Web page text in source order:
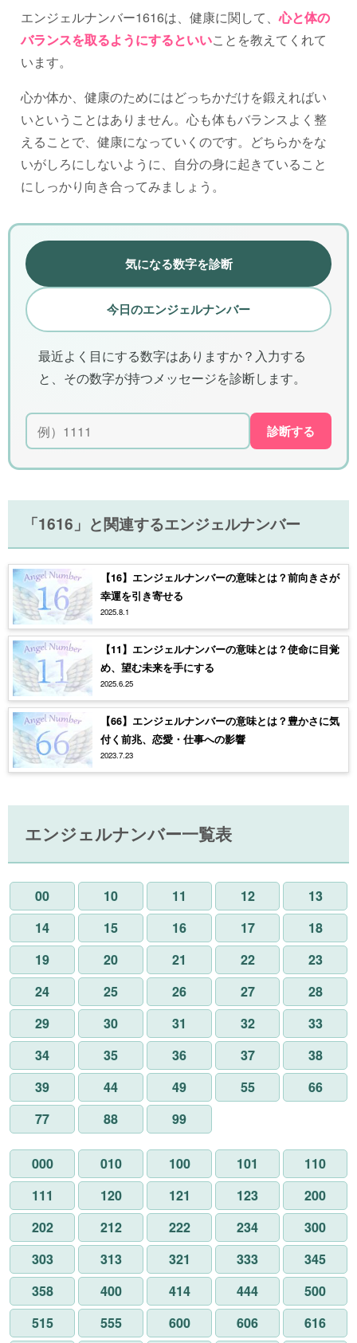
エンジェルナンバー1616は、健康に関して、心と体の
バランスを取るようにするといいことを教えてくれて
います。
心か体か、健康のためにはどっちかだけを鍛えればい
いということはありません。心も体もバランスよく整
えることで、健康になっていくのです。どちらかをな
いがしろにしないように、自分の身に起きていること
にしっかり向き合ってみましょう。
気になる数字を診断
今日のエンジェルナンバー
最近よく目にする数字はありますか？入力する
と、その数字が持つメッセージを診断します。
診断する
「1616」と関連するエンジェルナンバー
【16】エンジェルナンバーの意味とは？前向きさが
幸運を引き寄せる
2025.8.1
【11】エンジェルナンバーの意味とは？使命に目覚
め、望む未来を手にする
2025.6.25
【66】エンジェルナンバーの意味とは？豊かさに気
付く前兆、恋愛・仕事への影響
2023.7.23
エンジェルナンバー一覧表
00 10 11 12
13
14
15 16 17
18
19
20 21 22
23
24
25 26 27
28
29
30 31 32
33
34
35 36 37
38
39
44 49 55
66
77
88 99
000 010 100 101
110
111
120 121 123
200
202
212 222 234
300
303
313 321 333
345
358
400 414 444
500
515
555 600 606 616